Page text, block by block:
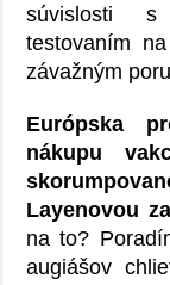
súvislosti s
testovaním
závažným
Európska
nákupu
Layenovou
na to?
augiášov